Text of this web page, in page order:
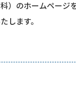
）のホームページ
します。